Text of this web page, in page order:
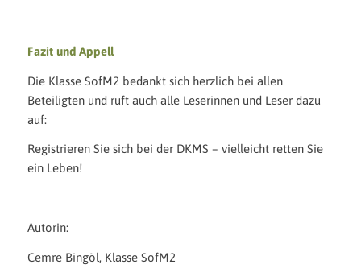
Fazit und Appell
Die Klasse SofM2 bedankt sich herzlich bei allen
Beteiligten und ruft auch alle Leserinnen und Leser dazu
auf:
Registrieren Sie sich bei der DKMS – vielleicht retten Sie
ein Leben!
Autorin:
Cemre Bingöl, Klasse SofM2